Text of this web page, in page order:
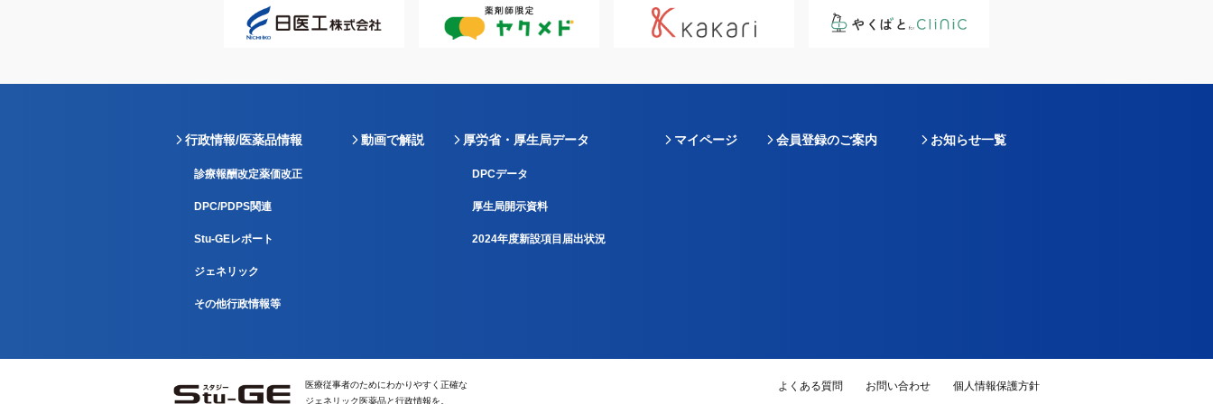
行政情報/医薬品情報
診療報酬改定薬価改正
DPC/PDPS関連
Stu-GEレポート
ジェネリック
その他行政情報等
動画で解説 厚労省・厚生局データ
DPCデータ
厚生局開示資料
2024年度新設項目届出状況
マイページ 会員登録のご案内 お知らせ一覧
よくある質問 お問い合わせ 個人情報保護方針
医療従事者のためにわかりやすく正確な
ジェネリック医薬品と行政情報を。